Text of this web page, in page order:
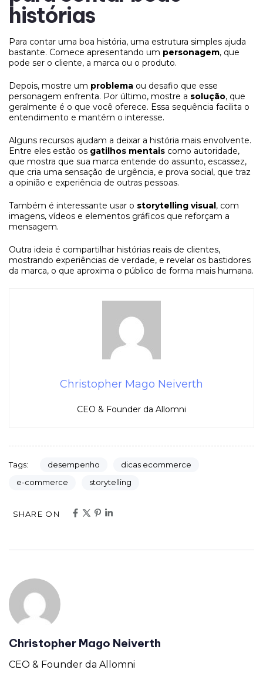
histórias
Para contar uma boa história, uma estrutura simples ajuda
bastante. Comece apresentando um personagem, que
pode ser o cliente, a marca ou o produto.
Depois, mostre um problema ou desafio que esse
personagem enfrenta. Por último, mostre a solução, que
geralmente é o que você oferece. Essa sequência facilita o
entendimento e mantém o interesse.
Alguns recursos ajudam a deixar a história mais envolvente.
Entre eles estão os gatilhos mentais como autoridade,
que mostra que sua marca entende do assunto, escassez,
que cria uma sensação de urgência, e prova social, que traz
a opinião e experiência de outras pessoas.
Também é interessante usar o storytelling visual, com
imagens, vídeos e elementos gráficos que reforçam a
mensagem.
Outra ideia é compartilhar histórias reais de clientes,
mostrando experiências de verdade, e revelar os bastidores
da marca, o que aproxima o público de forma mais humana.
Christopher Mago Neiverth
CEO & Founder da Allomni
Tags: desempenho
dicas ecommerce
e-commerce
storytelling
SHARE ON
Christopher Mago Neiverth
CEO & Founder da Allomni